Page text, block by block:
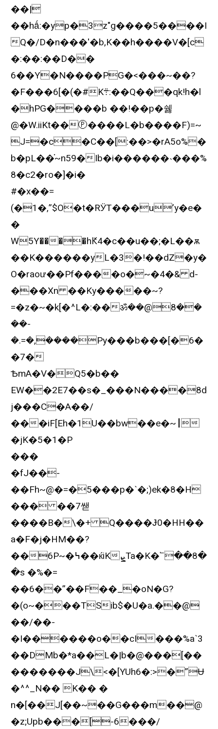
��|
��hǻ:�yp�3z"g����5����I
Q�/D�n���'�b,K��h����V�[c
�:��:��D��
6��Y�N����PG�<���~��?
�F���6[�(�#K܊:��Q���qk!h�l
�hPG����b ��!��p�쉟
@�W.iiKt��Ⓟ����L�b����F)=~
J=�c�C��[:��>�rA5o%�
b�pL��֗~n59�Ib�i������˴���%
8�c2�ro�]�i�
#�x��=
(�1�,”$O�t�RӰT���u’y�e�
�
W5Y����hԞ4�c��u��;�L��ѫ
��K������yL�3�!��dZ�y�
O�raoư��Pf����o�~�4�& d-
���Xn ��Ky�����~?
=�z�~�k[�^L�:��ॐ��@8��
��-
�.=�,����Py���b���[�6�
�7�
ѢmA�V�Q5�b��
EW��2E7��s�_���N����8d
j���C�A��/
���iF[Eh�1U��bw��e�~⎟
�jK�5�1�P
���
�fJ��-
��Fh~@�=�5���p�`�;)ek�8�H
��� ��7쌛
����B�\�+ Q����Ɉ0�HH��
a�F�j�HM��?
��6P~�߆��ќiKܨTa�K�՟��8�
�s �%�=
��6��”��F��_�oN�G?
�(o~���TSib$�U�a.��@
��/��-
�I������o��cI���%a`3
��DMb�*a��L�|b�@���[��
�������J\<�[YUh6�:>�”Ʉ
�^^_N�� K�� �
n�[��J[��~��G���m��@
�z;Upb���[-6���/